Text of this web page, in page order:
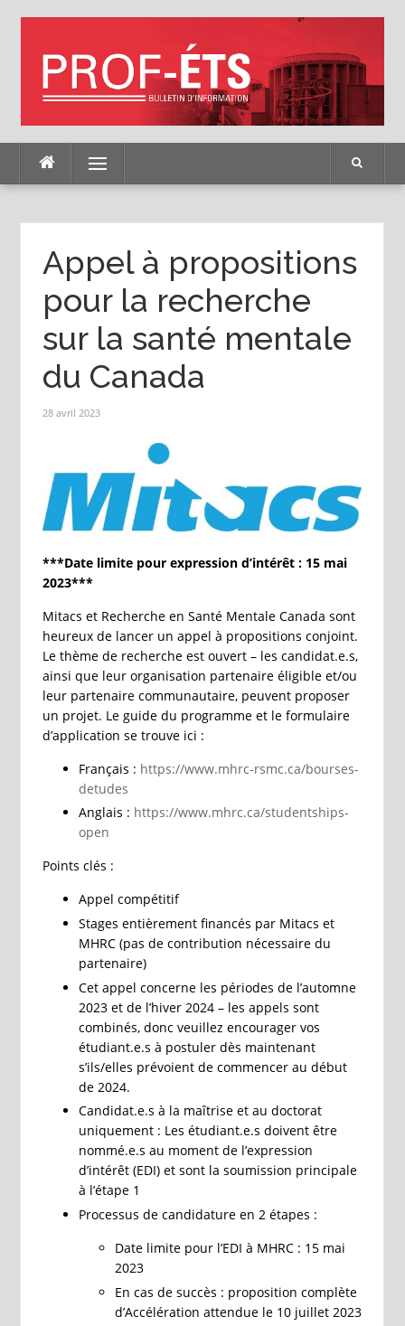
Menu
Appel à propositions
pour la recherche
sur la santé mentale
du Canada
28 avril 2023
***Date limite pour expression d’intérêt : 15 mai
2023***
Mitacs et Recherche en Santé Mentale Canada sont
heureux de lancer un appel à propositions conjoint.
Le thème de recherche est ouvert – les candidat.e.s,
ainsi que leur organisation partenaire éligible et/ou
leur partenaire communautaire, peuvent proposer
un projet. Le guide du programme et le formulaire
d’application se trouve ici :
Français : https://www.mhrc-rsmc.ca/bourses-
detudes
Anglais : https://www.mhrc.ca/studentships-
open
Points clés :
Appel compétitif
Stages entièrement financés par Mitacs et
MHRC (pas de contribution nécessaire du
partenaire)
Cet appel concerne les périodes de l’automne
2023 et de l’hiver 2024 – les appels sont
combinés, donc veuillez encourager vos
étudiant.e.s à postuler dès maintenant
s’ils/elles prévoient de commencer au début
de 2024.
Candidat.e.s à la maîtrise et au doctorat
uniquement : Les étudiant.e.s doivent être
nommé.e.s au moment de l’expression
d’intérêt (EDI) et sont la soumission principale
à l’étape 1
Processus de candidature en 2 étapes :
Date limite pour l’EDI à MHRC : 15 mai
2023
En cas de succès : proposition complète
d’Accélération attendue le 10 juillet 2023